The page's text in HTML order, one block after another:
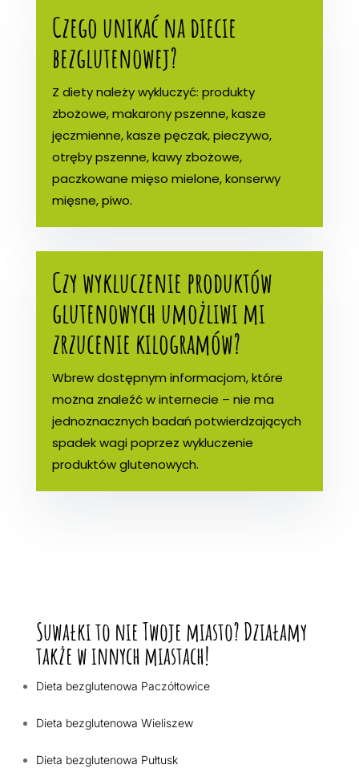
Czego unikać na diecie
bezglutenowej?
Z diety należy wykluczyć: produkty
zbożowe, makarony pszenne, kasze
jęczmienne, kasze pęczak, pieczywo,
otręby pszenne, kawy zbożowe,
paczkowane mięso mielone, konserwy
mięsne, piwo.
Czy wykluczenie produktów
glutenowych umożliwi mi
zrzucenie kilogramów?
Wbrew dostępnym informacjom, które
można znaleźć w internecie – nie ma
jednoznacznych badań potwierdzających
spadek wagi poprzez wykluczenie
produktów glutenowych.
Suwałki to nie Twoje miasto? Działamy
także w innych miastach!
Dieta bezglutenowa Paczółtowice
Dieta bezglutenowa Wieliszew
Dieta bezglutenowa Pułtusk